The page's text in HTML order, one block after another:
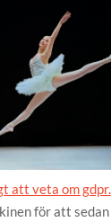
att veta om gdpr.
för att sedan